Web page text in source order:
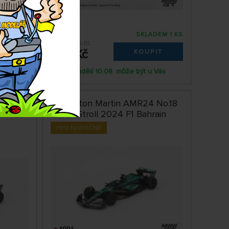
1 KS
MGT01056-BL
569 Kč
SKLADEM 1 KS
KOUPIT
Pondělí 10.08. může být u Vás
1:64 Aston Martin AMR24 No.18
Lance Stroll 2024 F1 Bahrain
PRO NÁROČNÉ